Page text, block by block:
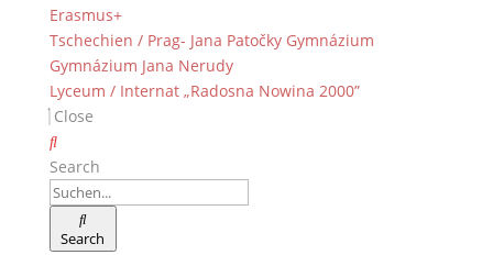
Erasmus+
Tschechien / Prag- Jana Patočky Gymnázium
Gymnázium Jana Nerudy
Lyceum / Internat „Radosna Nowina 2000”
Close
Search
Search
Kontaktieren Sie das Webteam
© 2015-2017 Dientzenhofer-Gymnasium Bamberg -
Von Hand erstellt. Mit viel